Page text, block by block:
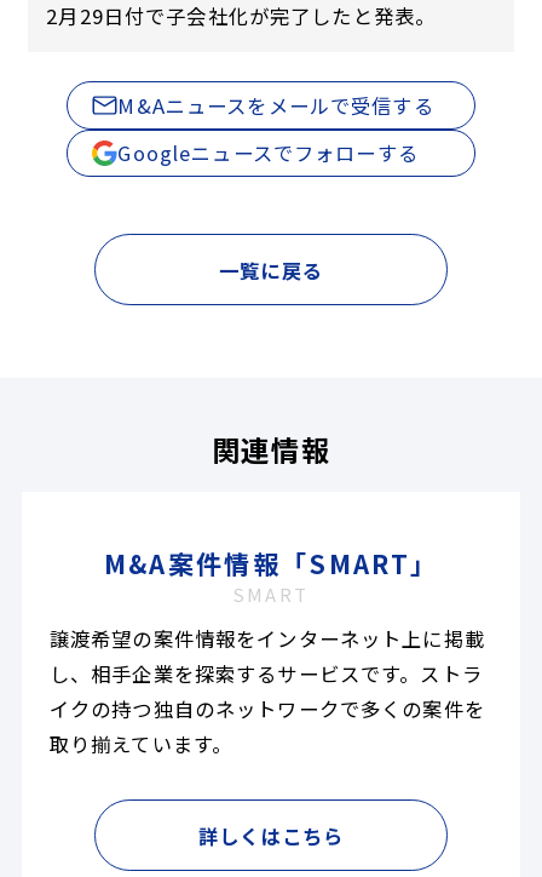
2月29日付で子会社化が完了したと発表。
M&Aニュースをメールで受信する
Googleニュースでフォローする
一覧に戻る
関連情報
M&A案件情報「SMART」
SMART
譲渡希望の案件情報をインターネット上に掲載
し、相手企業を探索するサービスです。ストラ
イクの持つ独自のネットワークで多くの案件を
取り揃えています。
詳しくはこちら